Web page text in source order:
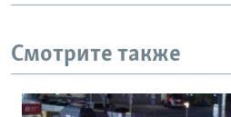
Смотрите также